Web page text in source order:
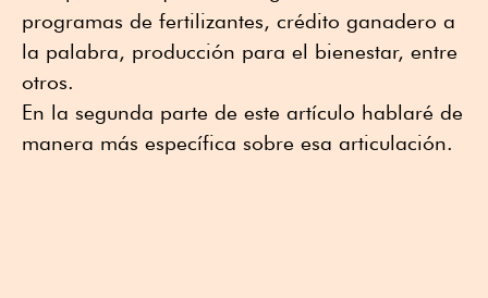
programas de fertilizantes, crédito ganadero a
la palabra, producción para el bienestar, entre
otros.
En la segunda parte de este artículo hablaré de
manera más específica sobre esa articulación.